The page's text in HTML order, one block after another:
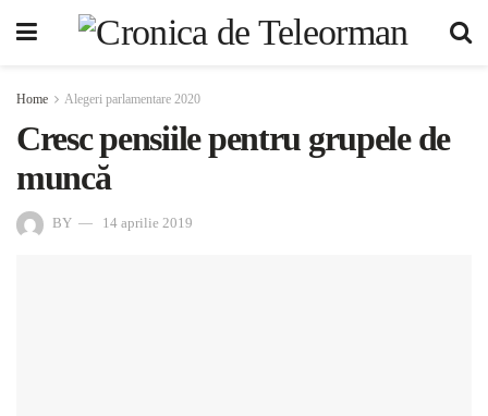
Home Alegeri parlamentare 2020
Cresc pensiile pentru grupele de
muncă
BY 14 aprilie 2019